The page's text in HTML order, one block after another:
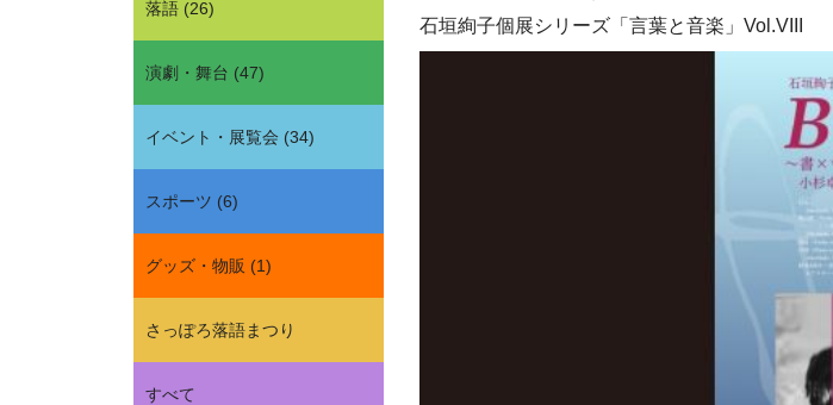
落語 (26)
演劇・舞台 (47)
イベント・展覧会 (34)
スポーツ (6)
グッズ・物販 (1)
さっぽろ落語まつり
すべて
石垣絢子個展シリーズ「言葉と音楽」Vol.VIII